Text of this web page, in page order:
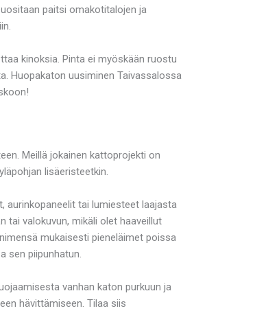
paitsi omakotitalojen ja
kinoksia. Pinta ei myöskään ruostu
Huopakaton uusiminen Taivassalossa
Meillä jokainen kattoprojekti on
lisäeristeetkin.
aurinkopaneelit tai lumiesteet laajasta
tai valokuvun, mikäli olet haaveillut
mukaisesti pieneläimet poissa
sen piipunhatun.
vanhan katon purkuun ja
hävittämiseen. Tilaa siis